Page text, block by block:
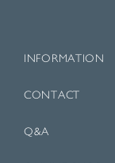
INFORMATION
CONTACT
Q&A